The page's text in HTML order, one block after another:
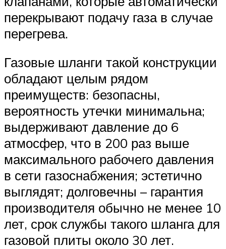
перекрывают подачу газа в случае
перегрева.
Газовые шланги такой конструкции
обладают целым рядом
преимуществ: безопасны,
вероятность утечки минимальна;
выдерживают давление до 6
атмосфер, что в 200 раз выше
максимального рабочего давления
в сети газоснабжения; эстетично
выглядят; долговечны – гарантия
производителя обычно не менее 10
лет, срок службы такого шланга для
газовой плиты около 30 лет.